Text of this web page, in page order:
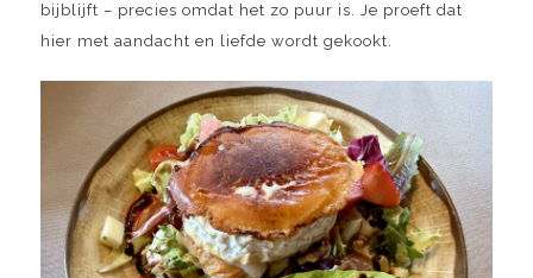
bijblijft – precies omdat het zo puur is. Je proeft dat
hier met aandacht en liefde wordt gekookt.